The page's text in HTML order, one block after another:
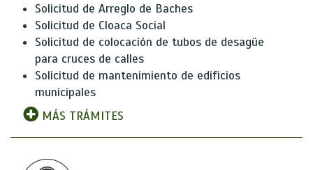
Solicitud de Arreglo de Baches
Solicitud de Cloaca Social
Solicitud de colocación de tubos de desagüe
para cruces de calles
Solicitud de mantenimiento de edificios
municipales
MÁS TRÁMITES